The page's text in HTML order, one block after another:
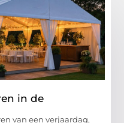
in de
van een verjaardag,